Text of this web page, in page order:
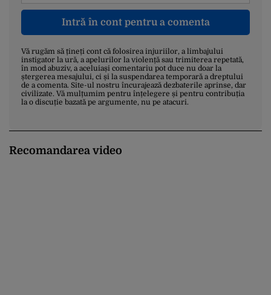
Intră în cont pentru a comenta
Vă rugăm să țineți cont că folosirea injuriilor, a limbajului
instigator la ură, a apelurilor la violență sau trimiterea repetată,
în mod abuziv, a aceluiași comentariu pot duce nu doar la
ștergerea mesajului, ci și la suspendarea temporară a dreptului
de a comenta. Site-ul nostru încurajează dezbaterile aprinse, dar
civilizate. Vă mulțumim pentru înțelegere și pentru contribuția
la o discuție bazată pe argumente, nu pe atacuri.
Recomandarea video